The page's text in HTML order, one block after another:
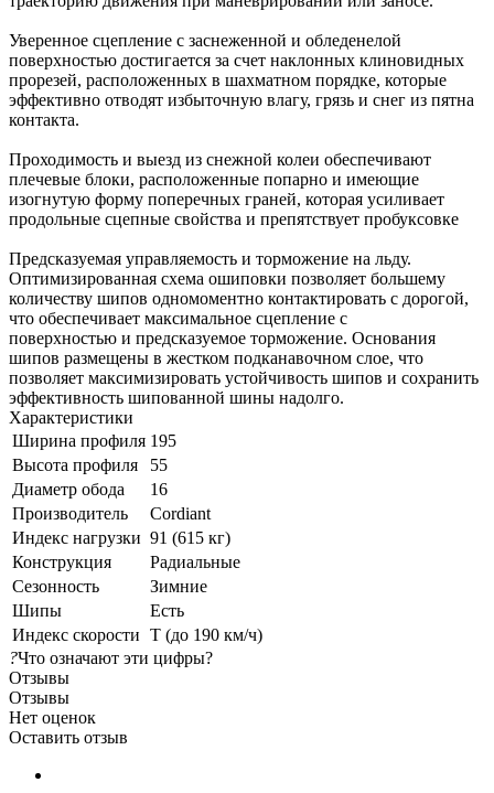
Уверенное сцепление с заснеженной и обледенелой
поверхностью достигается за счет наклонных клиновидных
прорезей, расположенных в шахматном порядке, которые
эффективно отводят избыточную влагу, грязь и снег из пятна
контакта.
Проходимость и выезд из снежной колеи обеспечивают
плечевые блоки, расположенные попарно и имеющие
изогнутую форму поперечных граней, которая усиливает
продольные сцепные свойства и препятствует пробуксовке
Предсказуемая управляемость и торможение на льду.
Оптимизированная схема ошиповки позволяет большему
количеству шипов одномоментно контактировать с дорогой,
что обеспечивает максимальное сцепление с
поверхностью и предсказуемое торможение. Основания
шипов размещены в жестком подканавочном слое, что
позволяет максимизировать устойчивость шипов и сохранить
эффективность шипованной шины надолго.
Характеристики
Ширина профиля 195
Высота профиля
55
Диаметр обода
16
Производитель
Cordiant
Индекс нагрузки 91 (615 кг)
Конструкция
Радиальные
Сезонность
Зимние
Шипы
Есть
Индекс скорости T (до 190 км/ч)
?Что означают эти цифры?
Отзывы
Отзывы
Нет оценок
Оставить отзыв